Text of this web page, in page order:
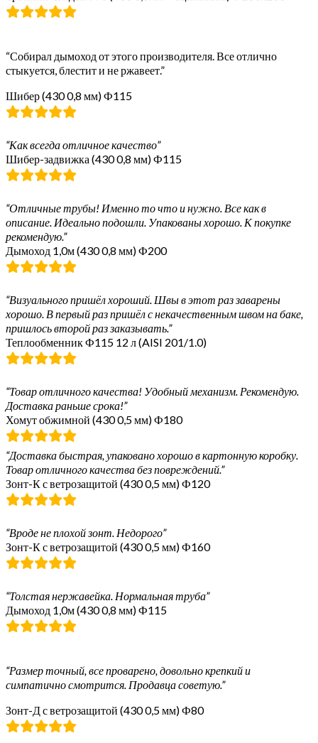
“Собирал дымоход от этого производителя. Все отлично
стыкуется, блестит и не ржавеет.”
Шибер (430 0,8 мм) Ф115
“Как всегда отличное качество”
Шибер-задвижка (430 0,8 мм) Ф115
“Отличные трубы! Именно то что и нужно. Все как в
описание. Идеально подошли. Упакованы хорошо. К покупке
рекомендую.”
Дымоход 1,0м (430 0,8 мм) Ф200
“Визуального пришёл хороший. Швы в этот раз заварены
хорошо. В первый раз пришёл с некачественным швом на баке,
пришлось второй раз заказывать.”
Теплообменник Ф115 12 л (AISI 201/1.0)
“Товар отличного качества! Удобный механизм. Рекомендую.
Доставка раньше срока!”
Хомут обжимной (430 0,5 мм) Ф180
“Доставка быстрая, упаковано хорошо в картонную коробку.
Товар отличного качества без повреждений.”
Зонт-К с ветрозащитой (430 0,5 мм) Ф120
“Вроде не плохой зонт. Недорого”
Зонт-К с ветрозащитой (430 0,5 мм) Ф160
“Толстая нержавейка. Нормальная труба”
Дымоход 1,0м (430 0,8 мм) Ф115
“Размер точный, все проварено, довольно крепкий и
симпатично смотрится. Продавца советую.”
Зонт-Д с ветрозащитой (430 0,5 мм) Ф80